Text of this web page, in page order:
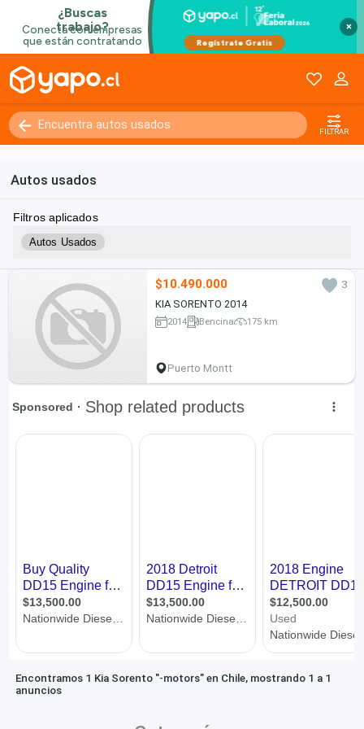
×
FILTRAR
Autos usados
Filtros aplicados
Autos Usados
$10.490.000
3
KIA SORENTO 2014
2014 Bencina 175 km
Puerto Montt
Encontramos 1 Kia Sorento "-motors" en Chile, mostrando 1 a 1
anuncios